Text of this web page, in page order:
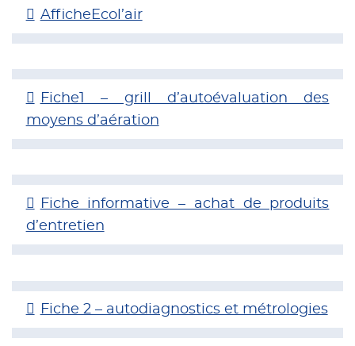
AfficheEcol’air
Fiche1 – grill d’autoévaluation des
moyens d’aération
Fiche informative – achat de produits
d’entretien
Fiche 2 – autodiagnostics et métrologies